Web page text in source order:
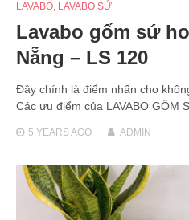
LAVABO, LAVABO SỨ
Lavabo gốm sứ
Nẵng – LS 120
Đây chính là điểm nhấn cho
Các ưu điểm của LAVABO GỐM
5 YEARSAGO ADMIN